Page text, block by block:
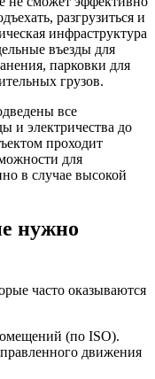
разгрузиться и
инфраструктура
въезды для
парковки для
грузов.
все
и электричества до
проходит
для
в случае высокой
нужно
часто оказываются
(по ISO).
движения